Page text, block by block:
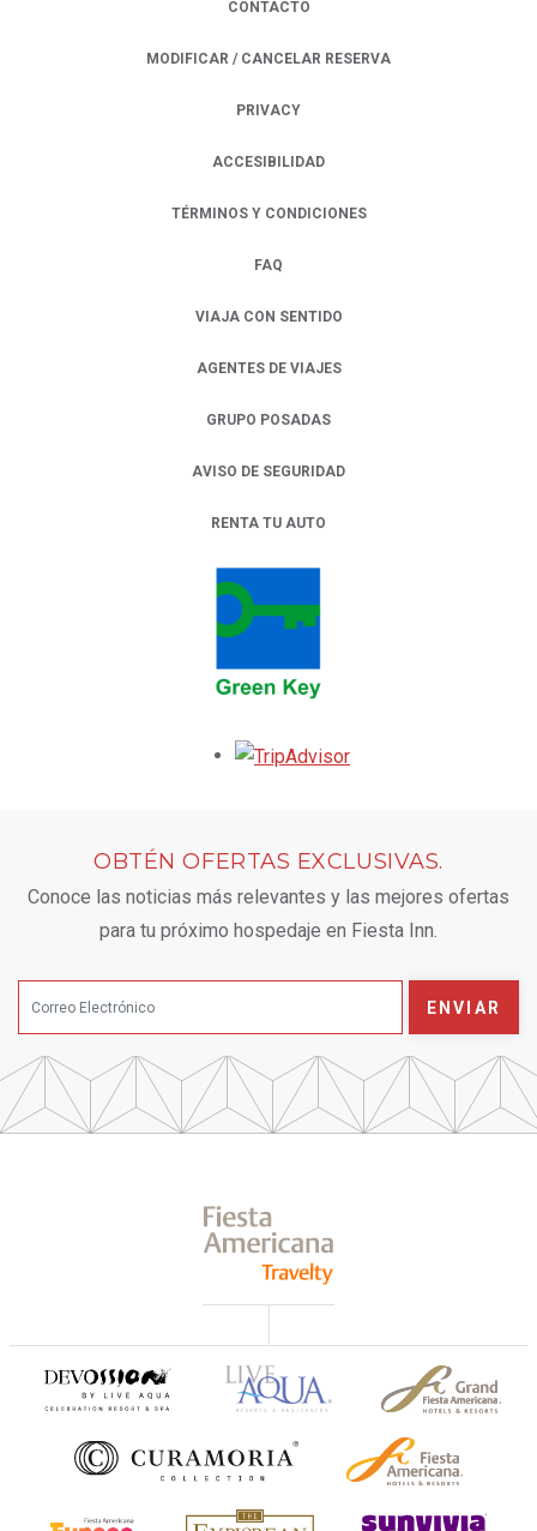
CONTACTO
MODIFICAR / CANCELAR RESERVA
PRIVACY
OPENS IN A NEW TAB.
ACCESIBILIDAD
TÉRMINOS Y CONDICIONES
FAQ
VIAJA CON SENTIDO
AGENTES DE VIAJES
GRUPO POSADAS
AVISO DE SEGURIDAD
RENTA TU AUTO
OPENS IN A NEW TAB.
OBTÉN OFERTAS EXCLUSIVAS.
Conoce las noticias más relevantes y las mejores ofertas
para tu próximo hospedaje en Fiesta Inn.
ENVIAR